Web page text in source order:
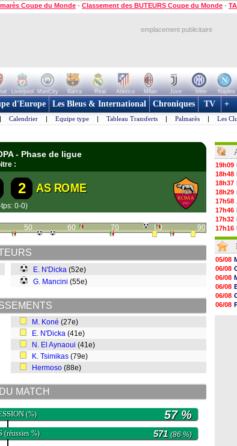
Coupe du Monde - Classement des BUTEURS Coupe du Monde -
emplacement publicitaire
Liverpool ManCity Barca Real Atletico Milan Juve Inter Naples
d'Europe Les Bleus & International Chroniques TV +
| Calendrier | Equipe type | Tableau Transferts | Palmarès | Les
- Phase de ligue
:
2 AS ROME
0-0)
50 60 70 80 90
E. N'Dicka (52e)
G. Mancini (55e)
M. Koné (27e)
E. N'Dicka (41e)
N. El Aynaoui (41e)
K. Tsimikas (79e)
Hermoso (88e)
MATCH
(%) 57 %
(réussies %) 571 (86 %)
19h09
18h48
18h37
18h29
17h58
17h46
17h32
17h16
16h59
16h37
16h33
16h27
16h22
16h07
15h46
15h41
15h20
05/08
06/08
06/08
06/08
06/08
06/08